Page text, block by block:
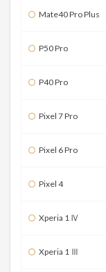
Mate40 Pro Plus
P50 Pro
P40 Pro
Pixel 7 Pro
Pixel 6 Pro
Pixel 4
Xperia 1 Ⅳ
Xperia 1 Ⅲ